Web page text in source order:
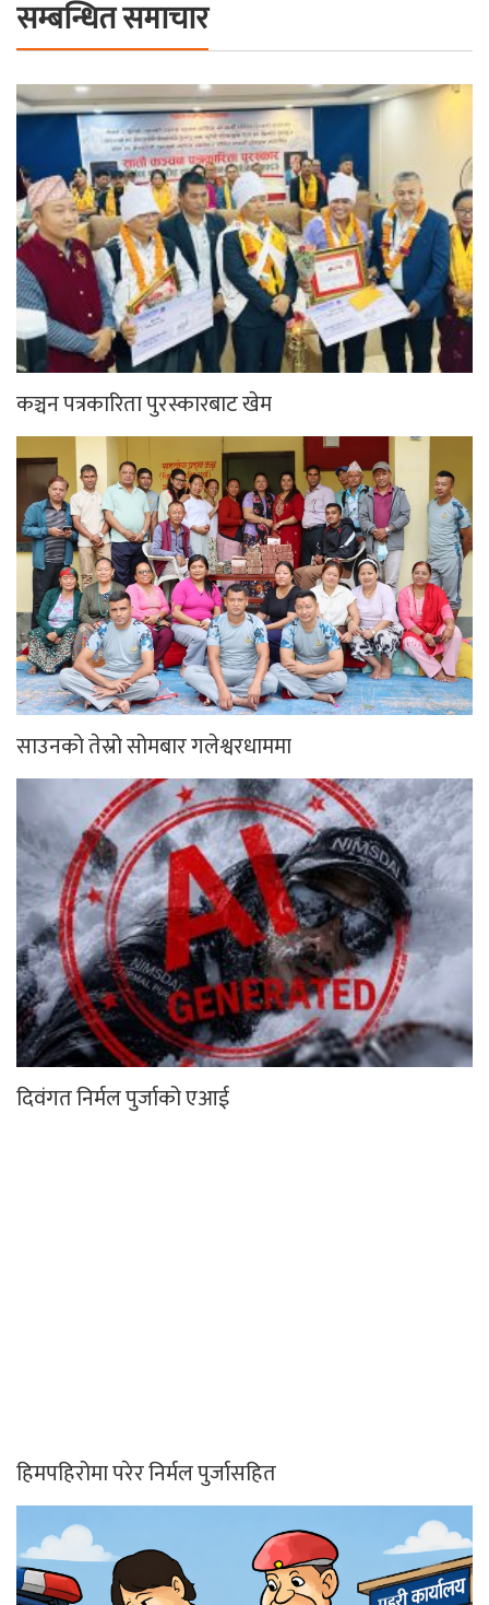
सम्बन्धित समाचार
कञ्चन पत्रकारिता पुरस्कारबाट खेम
साउनको तेस्रो सोमबार गलेश्वरधाममा
दिवंगत निर्मल पुर्जाको एआई
हिमपहिरोमा परेर निर्मल पुर्जासहित